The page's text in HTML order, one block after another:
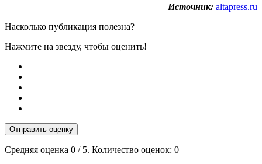
Источник: altapress.ru
Насколько публикация полезна?
Нажмите на звезду, чтобы оценить!
Отправить оценку
Средняя оценка 0 / 5. Количество оценок: 0